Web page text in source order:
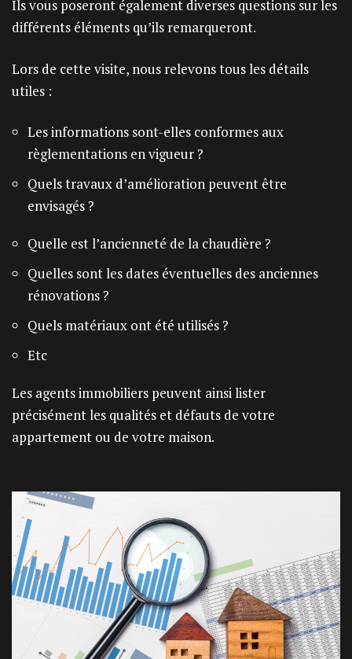
Ils vous poseront également diverses questions sur les
différents éléments qu’ils remarqueront.
Lors de cette visite, nous relevons tous les détails
utiles :
Les informations sont-elles conformes aux
règlementations en vigueur ?
Quels travaux d’amélioration peuvent être
envisagés ?
Quelle est l’ancienneté de la chaudière ?
Quelles sont les dates éventuelles des anciennes
rénovations ?
Quels matériaux ont été utilisés ?
Etc
Les agents immobiliers peuvent ainsi lister
précisément les qualités et défauts de votre
appartement ou de votre maison.